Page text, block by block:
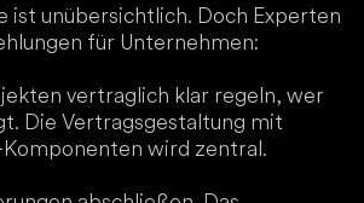
ist unübersichtlich. Doch Experten
für Unternehmen:
vertraglich klar regeln, wer
Die Vertragsgestaltung mit
wird zentral.